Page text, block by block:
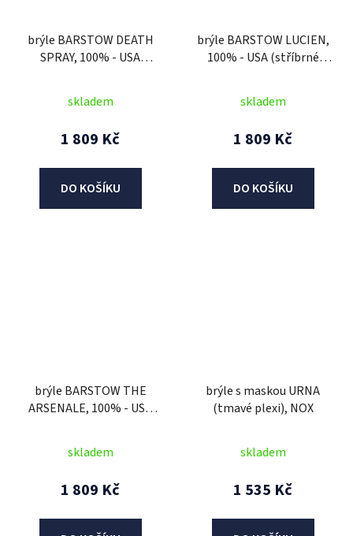
brýle BARSTOW DEATH
SPRAY, 100% - USA
skladem
1 809 Kč
DO KOŠÍKU
brýle BARSTOW LUCIEN,
100% - USA (stříbrné
skladem
1 809 Kč
DO KOŠÍKU
brýle BARSTOW THE
ARSENALE, 100% - USA
skladem
1 809 Kč
brýle s maskou URNA
(tmavé plexi), NOX
skladem
1 535 Kč